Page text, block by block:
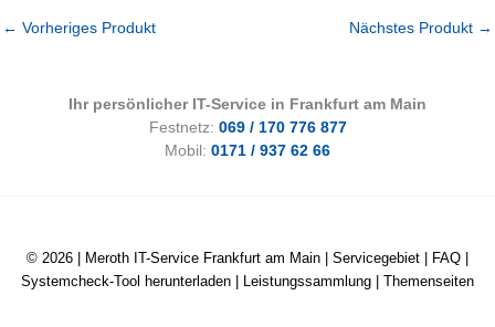
← Vorheriges Produkt Nächstes Produkt →
Ihr persönlicher IT-Service in Frankfurt am Main
Festnetz: 069 / 170 776 877
Mobil: 0171 / 937 62 66
© 2026 | Meroth IT-Service Frankfurt am Main Servicegebiet FAQ
Systemcheck-Tool herunterladen
Leistungssammlung Themenseiten